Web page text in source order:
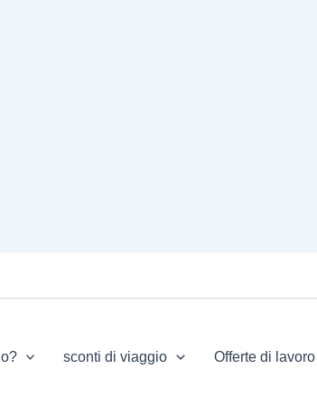
sconti di viaggio Offerte di